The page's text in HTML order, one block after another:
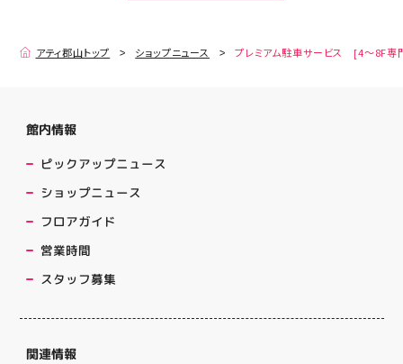
アティ郡山トップ ショップニュース プレミアム駐車サービス [4～8F専
館内情報
ピックアップニュース
ショップニュース
フロアガイド
営業時間
スタッフ募集
関連情報